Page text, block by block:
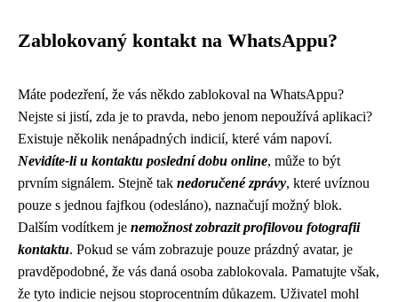
Zablokovaný kontakt na WhatsAppu?
Máte podezření, že vás někdo zablokoval na WhatsAppu?
Nejste si jistí, zda je to pravda, nebo jenom nepoužívá aplikaci?
Existuje několik nenápadných indicií, které vám napoví.
Nevidíte-li u kontaktu poslední dobu online, může to být
prvním signálem. Stejně tak nedoručené zprávy, které uvíznou
pouze s jednou fajfkou (odesláno), naznačují možný blok.
Dalším vodítkem je nemožnost zobrazit profilovou fotografii
kontaktu. Pokud se vám zobrazuje pouze prázdný avatar, je
pravděpodobné, že vás daná osoba zablokovala. Pamatujte však,
že tyto indicie nejsou stoprocentním důkazem. Uživatel mohl